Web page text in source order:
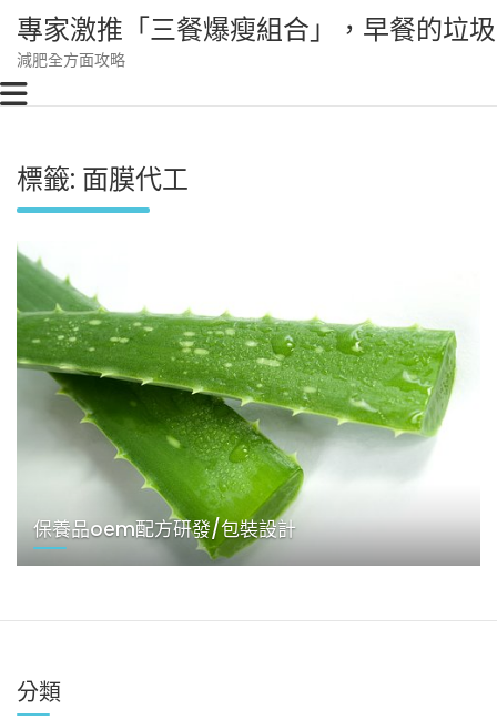
content
專家激推「三餐爆瘦組合」，早餐的垃
減肥全方面攻略
標籤: 面膜代工
保養品oem配方研發/包裝設計
分類